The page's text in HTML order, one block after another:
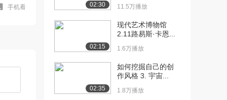
手机看
[8] S01E04 眼见为实
待播放
[9] S01E05 罪过之旅
11:34
02:30 11.5万播放
02:15
现代艺术博物馆
2.11路易斯·卡恩...
1.6万播放
02:35
如何挖掘自己的创
作风格 3. 宇宙...
1.8万播放